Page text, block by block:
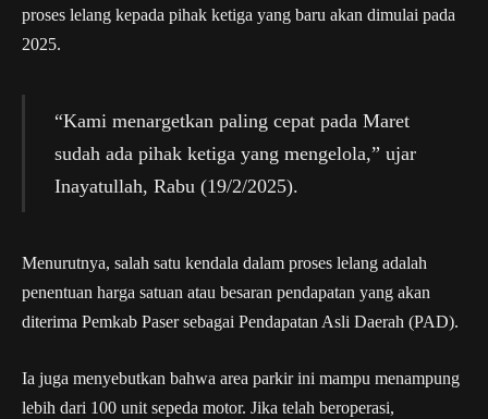
proses lelang kepada pihak ketiga yang baru akan dimulai pada
2025.
“Kami menargetkan paling cepat pada Maret
sudah ada pihak ketiga yang mengelola,” ujar
Inayatullah, Rabu (19/2/2025).
Menurutnya, salah satu kendala dalam proses lelang adalah
penentuan harga satuan atau besaran pendapatan yang akan
diterima Pemkab Paser sebagai Pendapatan Asli Daerah (PAD).
Ia juga menyebutkan bahwa area parkir ini mampu menampung
lebih dari 100 unit sepeda motor. Jika telah beroperasi,